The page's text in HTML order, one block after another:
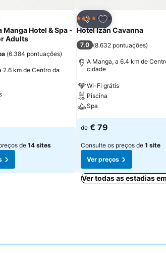
aos favoritos
Manga Hotel & Spa -
Adults
(6.384 pontuações)
2.6 km de Centro da
de14 sites
Partilhar
Adicionar aos
4 EstrelasHotel
Hotel Izán Cavanna
7,0 (8.632 pontuações)
A Manga, a 6.4 km de
cidade
Wi-Fi grátis
Piscina
Spa
de € 79
Consulte os preços de 1 site
Ver preços
Ver todas as estadias